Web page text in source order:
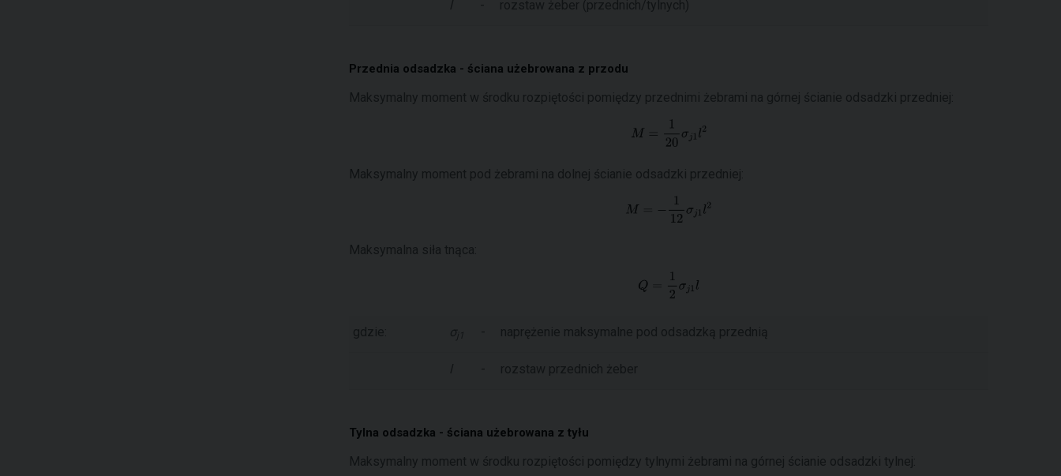
l - rozstaw żeber (przednich/tylnych)
Przednia odsadzka - ściana użebrowana z przodu
Maksymalny moment w środku rozpiętości pomiędzy przednimi żebrami na górnej ścianie odsadzki przedniej:
Maksymalny moment pod żebrami na dolnej ścianie odsadzki przedniej:
Maksymalna siła tnąca:
gdzie: σ j1 - naprężenie maksymalne pod odsadzką przednią
l - rozstaw przednich żeber
Tylna odsadzka - ściana użebrowana z tyłu
Maksymalny moment w środku rozpiętości pomiędzy tylnymi żebrami na górnej ścianie odsadzki tylnej: